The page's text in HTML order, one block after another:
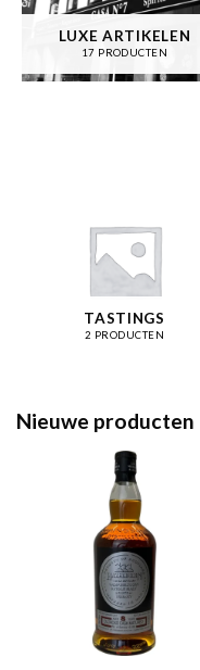
LUXE ARTIKELEN
17 PRODUCTEN
TASTINGS
2 PRODUCTEN
Nieuwe producten